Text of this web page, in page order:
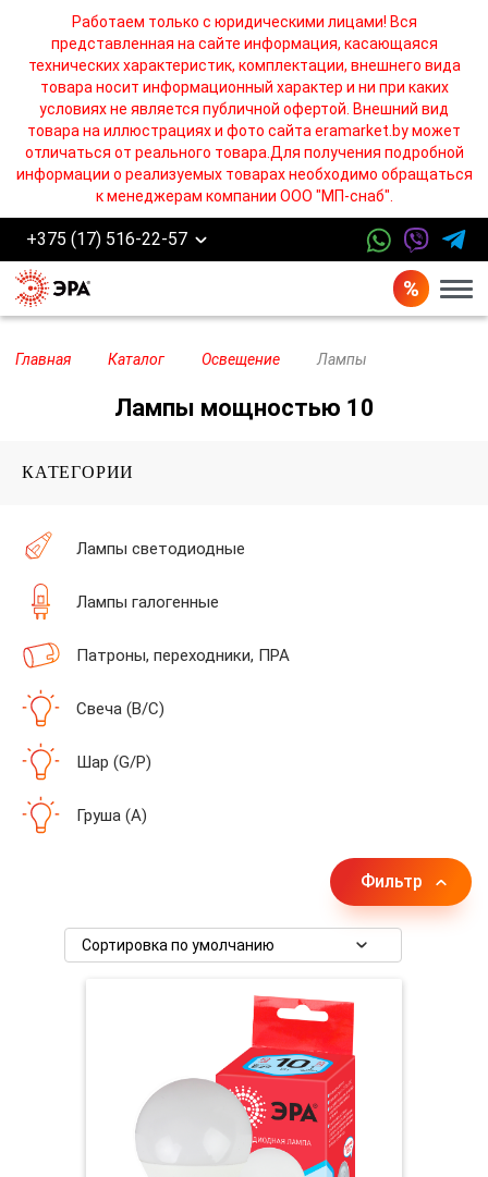
Работаем только с юридическими лицами! Вся
представленная на сайте информация, касающаяся
технических характеристик, комплектации, внешнего вида
товара носит информационный характер и ни при каких
условиях не является публичной офертой. Внешний вид
товара на иллюстрациях и фото сайта eramarket.by может
отличаться от реального товара.Для получения подробной
информации о реализуемых товарах необходимо обращаться
к менеджерам компании ООО "МП-снаб".
+375 (17) 516-22-57
Главная Каталог Освещение Лампы
Лампы мощностью 10
КАТЕГОРИИ
Лампы cветодиодные
Лампы галогенные
Патроны, переходники, ПРА
Свеча (B/C)
Шар (G/P)
Груша (A)
Фильтр